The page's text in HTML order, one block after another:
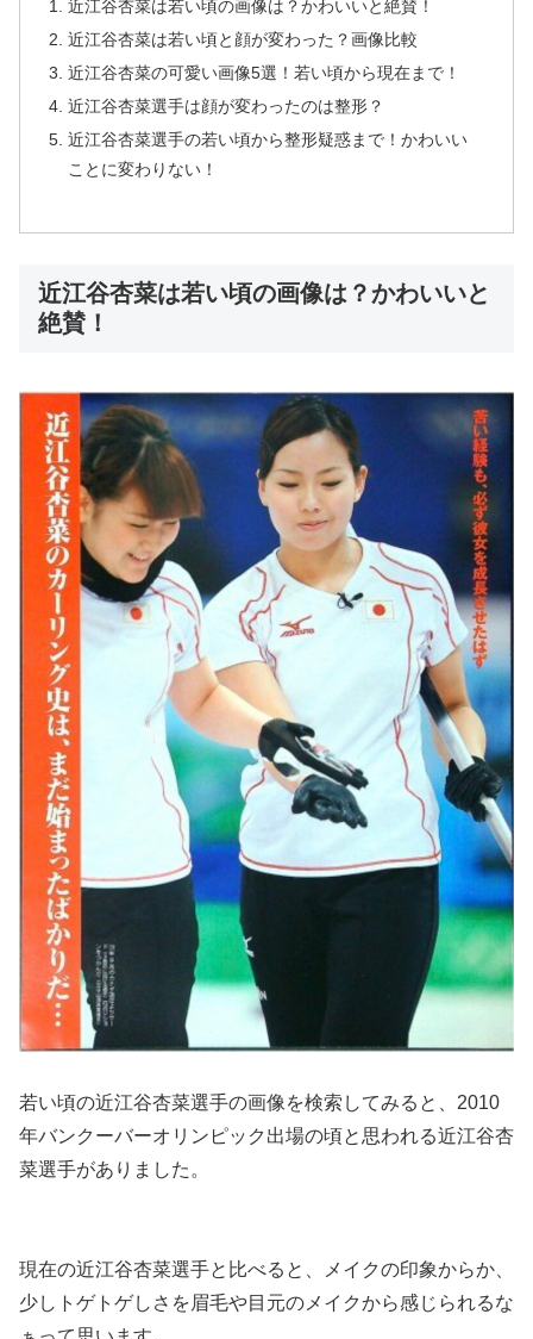
近江谷杏菜は若い頃の画像は？かわいいと絶賛！
近江谷杏菜は若い頃と顔が変わった？画像比較
近江谷杏菜の可愛い画像5選！若い頃から現在まで！
近江谷杏菜選手は顔が変わったのは整形？
近江谷杏菜選手の若い頃から整形疑惑まで！かわいい
ことに変わりない！
近江谷杏菜は若い頃の画像は？かわいいと
絶賛！
若い頃の近江谷杏菜選手の画像を検索してみると、2010
年バンクーバーオリンピック出場の頃と思われる近江谷杏
菜選手がありました。
現在の近江谷杏菜選手と比べると、メイクの印象からか、
少しトゲトゲしさを眉毛や目元のメイクから感じられるな